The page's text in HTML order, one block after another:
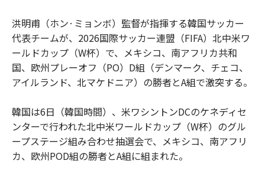
洪明甫（ホン·ミョンボ）監督が指揮する韓国サッカー
代表チームが、2026国際サッカー連盟（FIFA）北中米ワ
ールドカップ（W杯）で、メキシコ、南アフリカ共和
国、欧州プレーオフ（PO）D組（デンマーク、チェコ、
アイルランド、北マケドニア）の勝者とA組で激突する。
韓国は6日（韓国時間）、米ワシントンDCのケネディセ
ンターで行われた北中米ワールドカップ（W杯）のグル
ープステージ組み合わせ抽選会で、メキシコ、南アフリ
カ、欧州POD組の勝者とA組に組まれた。